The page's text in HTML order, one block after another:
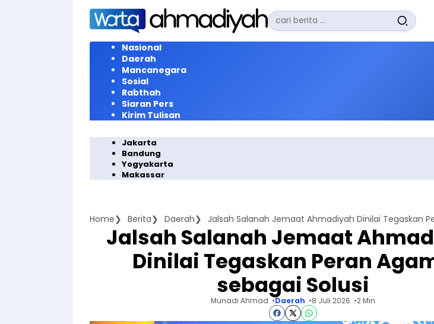
Langsung
konten
Pencarian
untuk:
Nasional
Daerah
Mancanegara
Sosial
Rabthah
Siaran Pers
Kirim Tulisan
Jakarta
Bandung
Yogyakarta
Makassar
Home Berita Daerah
Jalsah Salanah Jemaat
Dinilai Tegaskan Peran
sebagai Solusi
Munadi Ahmad Daerah 8 Juli 2026 2 Min